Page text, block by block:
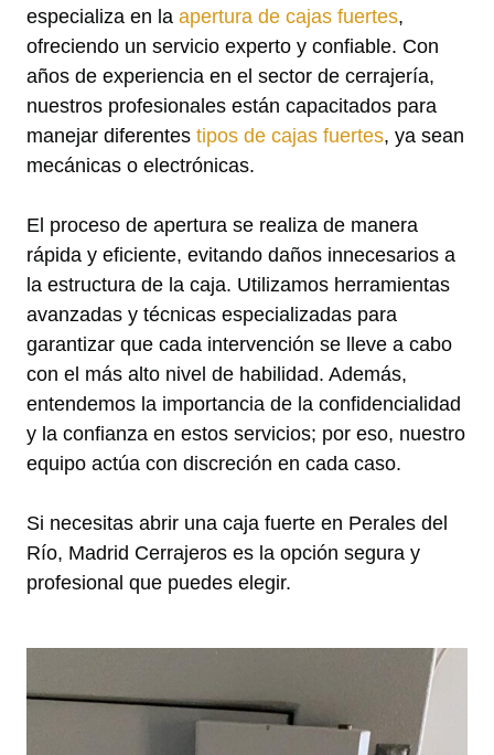
especializa en la apertura de cajas fuertes,
ofreciendo un servicio experto y confiable. Con
años de experiencia en el sector de cerrajería,
nuestros profesionales están capacitados para
manejar diferentes tipos de cajas fuertes, ya sean
mecánicas o electrónicas.
El proceso de apertura se realiza de manera
rápida y eficiente, evitando daños innecesarios a
la estructura de la caja. Utilizamos herramientas
avanzadas y técnicas especializadas para
garantizar que cada intervención se lleve a cabo
con el más alto nivel de habilidad. Además,
entendemos la importancia de la confidencialidad
y la confianza en estos servicios; por eso, nuestro
equipo actúa con discreción en cada caso.
Si necesitas abrir una caja fuerte en Perales del
Río, Madrid Cerrajeros es la opción segura y
profesional que puedes elegir.